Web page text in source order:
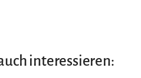
interessieren: